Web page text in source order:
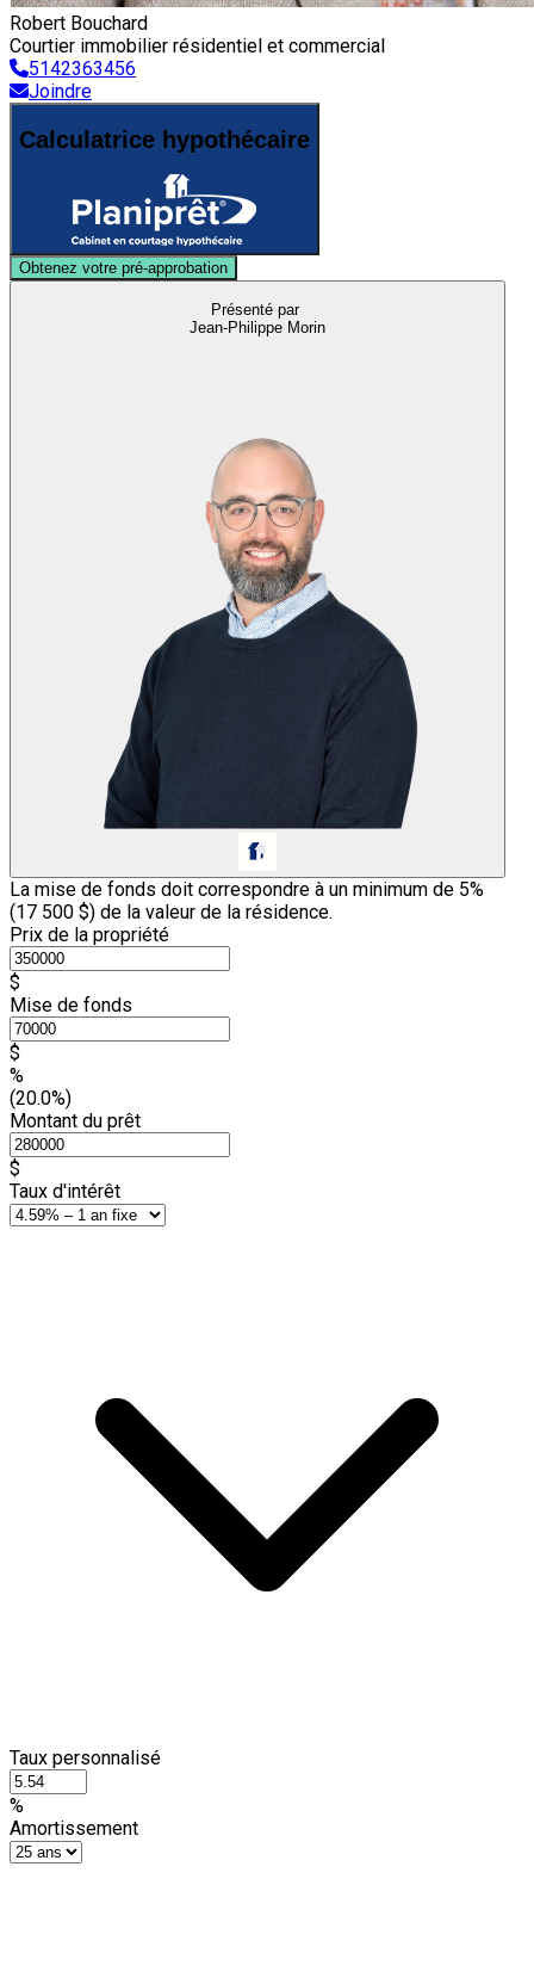
Robert Bouchard
Courtier immobilier résidentiel et commercial
5142363456
Joindre
Calculatrice hypothécaire
Obtenez votre pré-approbation
Présenté par
Jean-Philippe Morin
La mise de fonds doit correspondre à un minimum de 5%
(17 500 $) de la valeur de la résidence.
Prix de la propriété
$
Mise de fonds
$
%
(20.0%)
Montant du prêt
$
Taux d'intérêt
Taux personnalisé
%
Amortissement